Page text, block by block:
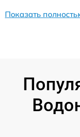
Показать